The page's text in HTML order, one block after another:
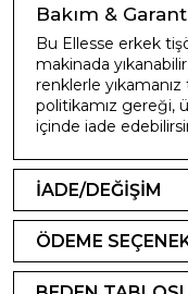
Bakım &
Bu Ellesse erkek
makinada
renklerle
politikamız gereği,
içinde iade
İADE/DEĞİŞİM
ÖDEME